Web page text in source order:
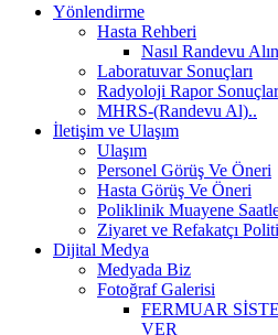
Yönlendirme
Hasta Rehberi
Nasıl Randevu
Laboratuvar Sonuçları
Radyoloji Rapor
MHRS-(Randevu Al)..
İletişim ve Ulaşım
Ulaşım
Personel Görüş Ve Öneri
Hasta Görüş Ve Öneri
Poliklinik Muayene
Ziyaret ve Refakatçı
Dijital Medya
Medyada Biz
Fotoğraf Galerisi
FERMUAR
VER